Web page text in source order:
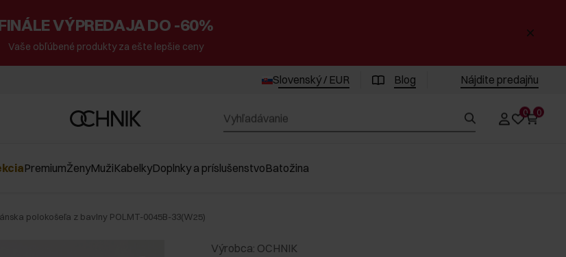
VÝPREDAJA DO -60%
Vaše obľúbené produkty za ešte lepšie ceny
Slovenský / EUR Blog Nájdite predajňu
0 0
PremiumŽenyMužiKabelkyDoplnky a príslušenstvoBatožina
polokošeľa z bavlny POLMT-0045B-33(W25)
Výrobca: OCHNIK